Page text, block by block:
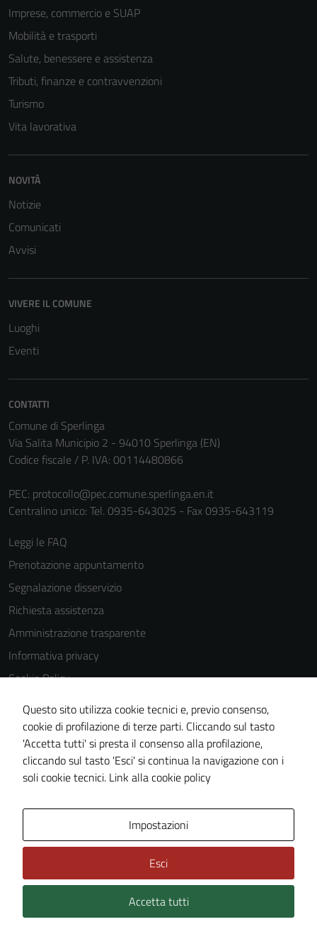
Imprese, commercio e SUAP
Mobilità e trasporti
Salute, benessere e assistenza
Tributi, finanze e contravvenzioni
Turismo
Vita lavorativa
NOVITÀ
Notizie
Comunicati
Avvisi
VIVERE IL COMUNE
Luoghi
Eventi
CONTATTI
Comune di Sperlinga
Via Salita Municipio 2 - 94010 Sperlinga (EN)
Codice fiscale / P. IVA: 00114480866
PEC: protocollo@pec.comune.sperlinga.en.it
Centralino unico: Tel. 0935-643025 - Fax 0935-643119
Leggi le FAQ
Prenotazione appuntamento
Segnalazione disservizio
Richiesta assistenza
Amministrazione trasparente
Informativa privacy
Cookie Policy
Note legali
Dichiarazione di accessibilità
Obiettivi di accessibilità
Piano di miglioramento del sito
Technical Design s.r.l.
Questo sito utilizza cookie tecnici e, previo consenso,
cookie di profilazione di terze parti. Cliccando sul tasto
'Accetta tutti' si presta il consenso alla profilazione,
cliccando sul tasto 'Esci' si continua la navigazione con i
soli cookie tecnici. Link alla cookie policy
Impostazioni
Esci
Accetta tutti
Questi cookie
sono necessari
per il
del sito e non
possono
essere